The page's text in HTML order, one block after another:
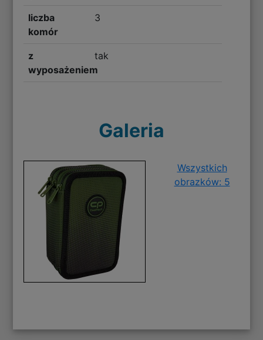
liczba
komór
3
z
wyposażeniem
tak
Galeria
Wszystkich
obrazków: 5